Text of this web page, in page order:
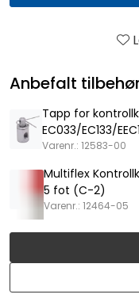
Anbefalt
Tapp for
EC033/EC133/
Varenr.: 12583-00
Multiflex
5 fot (C-2)
Varenr.: 12464-05